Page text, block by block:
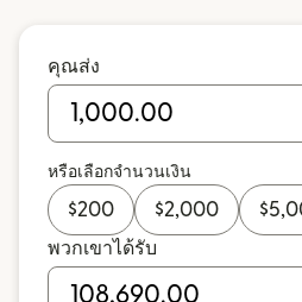
คุณส่ง
หรือเลือกจำนวนเงิน
$200 $2,000 $
พวกเขาได้รับ